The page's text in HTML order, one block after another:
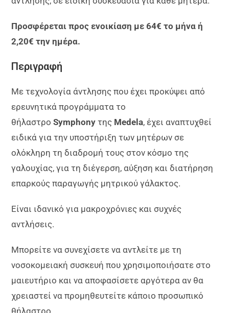
Προσφέρεται προς ενοικίαση με 64€ το μήνα ή
2,20€ την ημέρα.
Περιγραφή
Με τεχνολογία άντλησης που έχει προκύψει από
ερευνητικά προγράμματα το
θήλαστροSymphony της Medela, έχει αναπτυχθεί
ειδικά για την υποστήριξη των μητέρων σε
ολόκληρη τη διαδρομή τους στον κόσμο της
γαλουχίας, για τη διέγερση, αύξηση και διατήρηση
επαρκούς παραγωγής μητρικού γάλακτος.
Είναι ιδανικό για μακροχρόνιες και συχνές
αντλήσεις.
Μπορείτε να συνεχίσετε να αντλείτε με τη
νοσοκομειακή συσκευή που χρησιμοποιήσατε στο
μαιευτήριο και να αποφασίσετε αργότερα αν θα
χρειαστεί να προμηθευτείτε κάποιο προσωπικό
θήλαστρο.